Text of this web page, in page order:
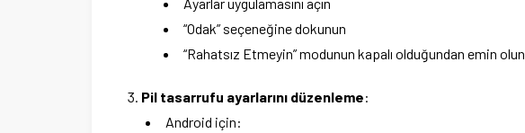
“Odak” seçeneğine dokunun
“Rahatsız Etmeyin” modunun kapalı olduğundan emin olun
Pil tasarrufu ayarlarını düzenleme:
Android için: